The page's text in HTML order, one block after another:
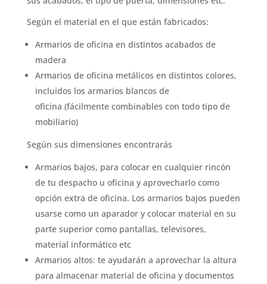
Según el material en el que están fabricados:
Armarios de oficina en distintos acabados de
madera
Armarios de oficina metálicos en distintos colores,
incluidos los armarios blancos de
oficina (fácilmente combinables con todo tipo de
mobiliario)
Según sus dimensiones encontrarás
Armarios bajos, para colocar en cualquier rincón
de tu despacho u oficina y aprovecharlo como
opción extra de oficina. Los armarios bajos pueden
usarse como un aparador y colocar material en su
parte superior como pantallas, televisores,
material informático etc
Armarios altos: te ayudarán a aprovechar la altura
para almacenar material de oficina y documentos